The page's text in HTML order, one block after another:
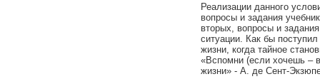
Реализации данного
вопросы и задания
вторых, вопросы и
ситуации. Как бы
жизни, когда тайное
«Вспомни (если хочешь –
жизни» - А. де Сент-